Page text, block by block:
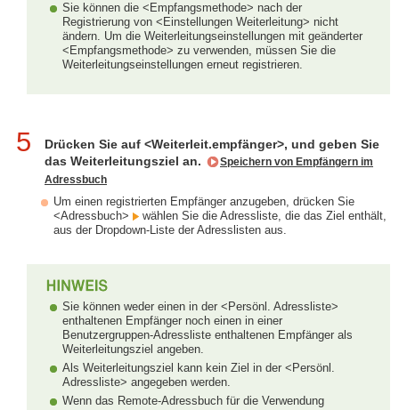
Sie können die <Empfangsmethode> nach der
Registrierung von <Einstellungen Weiterleitung> nicht
ändern. Um die Weiterleitungseinstellungen mit geänderter
<Empfangsmethode> zu verwenden, müssen Sie die
Weiterleitungseinstellungen erneut registrieren.
5
Drücken Sie auf <Weiterleit.empfänger>, und geben Sie
das Weiterleitungsziel an.
Speichern von Empfängern im
Adressbuch
Um einen registrierten Empfänger anzugeben, drücken Sie
<Adressbuch>
wählen Sie die Adressliste, die das Ziel enthält,
aus der Dropdown-Liste der Adresslisten aus.
Sie können weder einen in der <Persönl. Adressliste>
enthaltenen Empfänger noch einen in einer
Benutzergruppen-Adressliste enthaltenen Empfänger als
Weiterleitungsziel angeben.
Als Weiterleitungsziel kann kein Ziel in der <Persönl.
Adressliste> angegeben werden.
Wenn das Remote-Adressbuch für die Verwendung